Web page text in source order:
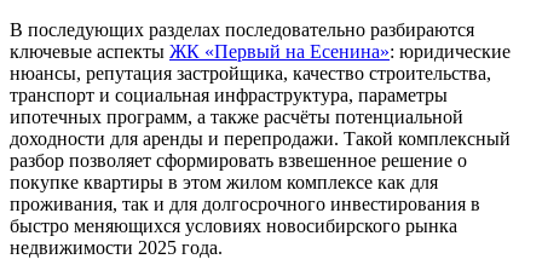
В последующих разделах последовательно разбираются
ключевые аспекты ЖК «Первый на Есенина»: юридические
нюансы, репутация застройщика, качество строительства,
транспорт и социальная инфраструктура, параметры
ипотечных программ, а также расчёты потенциальной
доходности для аренды и перепродажи. Такой комплексный
разбор позволяет сформировать взвешенное решение о
покупке квартиры в этом жилом комплексе как для
проживания, так и для долгосрочного инвестирования в
быстро меняющихся условиях новосибирского рынка
недвижимости 2025 года.